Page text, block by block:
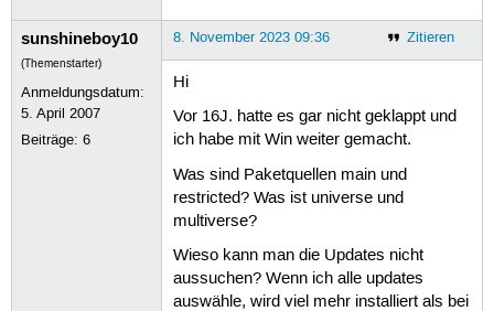
sunshineboy10
(Themenstarter)
Anmeldungsdatum:
5. April 2007
Beiträge:6
Zitieren
8. November 2023 09:36
Hi
Vor 16J. hatte es gar nicht geklappt und
ich habe mit Win weiter gemacht.
Was sind Paketquellen main und
restricted? Was ist universe und
multiverse?
Wieso kann man die Updates nicht
aussuchen? Wenn ich alle updates
auswähle, wird viel mehr installiert als bei